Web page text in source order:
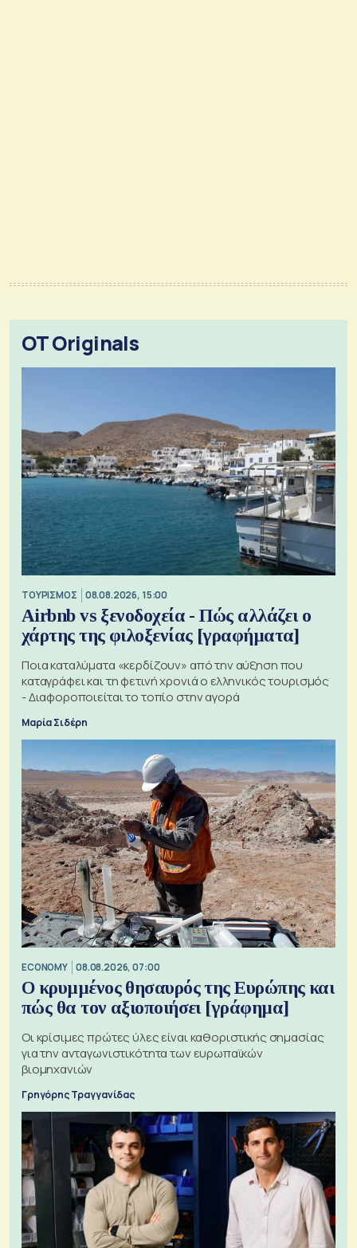
OT Originals
ΤΟΥΡΙΣΜΟΣ 08.08.2026, 15:00
Airbnb vs ξενοδοχεία - Πώς αλλάζει ο
χάρτης της φιλοξενίας [γραφήματα]
Ποια καταλύματα «κερδίζουν» από την αύξηση που
καταγράφει και τη φετινή χρονιά ο ελληνικός τουρισμός
- Διαφοροποιείται το τοπίο στην αγορά
Μαρία Σιδέρη
ECONOMY 08.08.2026, 07:00
Ο κρυμμένος θησαυρός της Ευρώπης και
πώς θα τον αξιοποιήσει [γράφημα]
Οι κρίσιμες πρώτες ύλες είναι καθοριστικής σημασίας
για την ανταγωνιστικότητα των ευρωπαϊκών
βιομηχανιών
Γρηγόρης Τραγγανίδας